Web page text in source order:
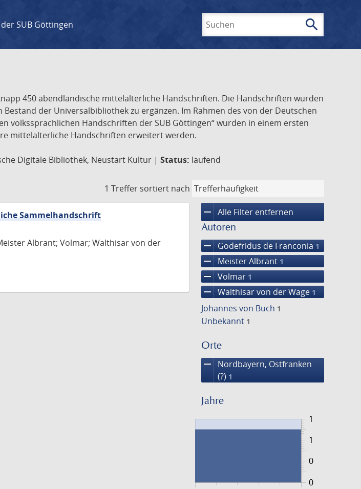
SUB Göttingen search
450 abendländische mittelalterliche Handschriften. Die Handschriften wurden
der Universalbibliothek zu ergänzen. Im Rahmen des von der Deutschen
Handschriften der SUB Göttingen“ wurden in einem ersten
mittelalterliche Handschriften erweitert werden.
Digitale Bibliothek, Neustart Kultur | Status: laufend
1 Treffer sortiert nach
remove Alle Filter entfernen
Autoren
remove Godefridus de Franconia 1
remove Meister Albrant 1
remove Volmar 1
remove Walthisar von der Wage 1
Johannes von Buch 1
Unbekannt 1
Orte
remove
Nordbayern, Ostfranken
(?) 1
Jahre
0
1
0
1
Sammelhandschrift
Albrant; Volmar; Walthisar von der